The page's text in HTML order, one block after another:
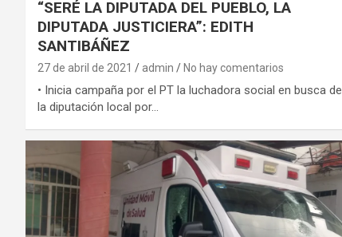
“SERÉ LA DIPUTADA DEL PUEBLO, LA
DIPUTADA JUSTICIERA”: EDITH
SANTIBÁÑEZ
27 de abril de 2021 admin No hay comentarios
• Inicia campaña por el PT la luchadora social en busca de
la diputación local por…